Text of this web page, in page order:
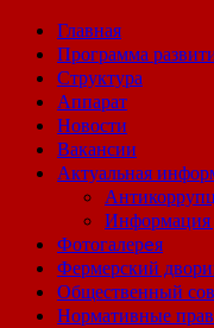
Главная
Программа
Структура
Аппарат
Новости
Вакансии
Актуальная
Информация
Фотогалерeя
Фермерский
Общественный
Нормативные